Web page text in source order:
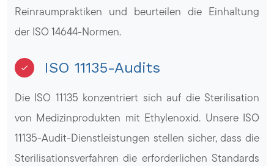
Reinraumpraktiken und beurteilen die Einhaltung
der ISO 14644-Normen.
ISO 11135-Audits
Die ISO 11135 konzentriert sich auf die Sterilisation
von Medizinprodukten mit Ethylenoxid. Unsere ISO
11135-Audit-Dienstleistungen stellen sicher, dass die
Sterilisationsverfahren die erforderlichen Standards